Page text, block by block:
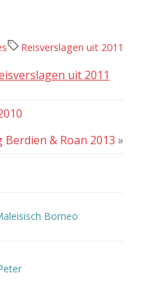
Reisverslagen uit 2011
uit 2011
Berdien & Roan 2013 »
Borneo